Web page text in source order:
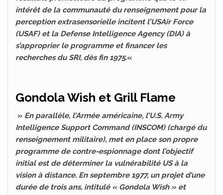
intérêt de la communauté du renseignement pour la
perception extrasensorielle incitent l’USAir Force
(USAF) et la Defense Intelligence Agency (DIA) à
s’approprier le programme et financer les
recherches du SRI, dès fin 1975.«
Gondola Wish et Grill Flame
» En parallèle, l’Armée américaine, l’U.S. Army
Intelligence Support Command (INSCOM) (chargé du
renseignement militaire), met en place son propre
programme de contre-espionnage dont l’objectif
initial est de déterminer la vulnérabilité US à la
vision à distance. En septembre 1977, un projet d’une
durée de trois ans, intitulé « Gondola Wish » et